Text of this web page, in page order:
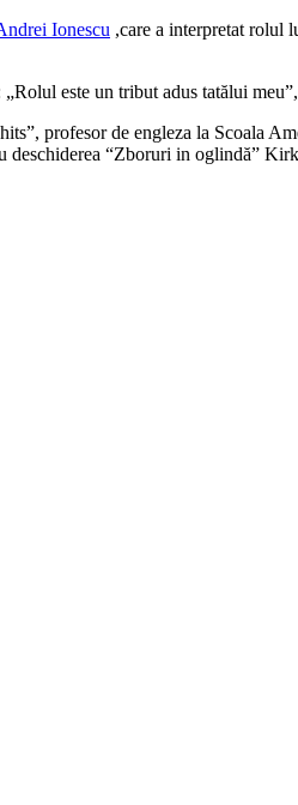
Ionescu ,care a interpretat rolul
este un tribut adus tatălui
profesor de engleza la Scoala
“Zboruri in oglindă”